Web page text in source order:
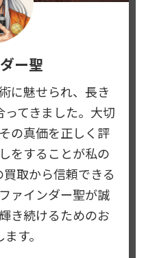
ー聖
に魅せられ、長き
てきました。大切
の真価を正しく評
をすることが私の
取から信頼できる
ァインダー聖が誠
き続けるためのお
す。